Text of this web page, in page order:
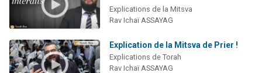
Explications de la Mitsva
Rav Ichaï ASSAYAG
Explication de la Mitsva de Prier !
Explications de Torah
Rav Ichaï ASSAYAG